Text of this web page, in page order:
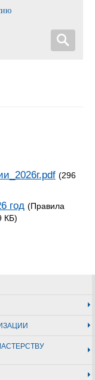
(296
год (Правила
КБ)